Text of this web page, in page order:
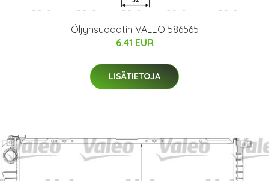
Öljynsuodatin VALEO 586565
6.41 EUR
LISÄTIETOJA